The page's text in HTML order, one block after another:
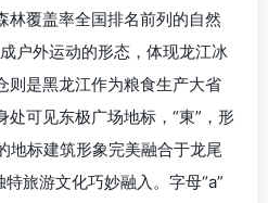
林覆盖率全国排名前列的自然
户外运动的形态，体现龙江冰
则是黑龙江作为粮食生产大省
可见东极广场地标，“東”，形
地标建筑形象完美融合于龙尾
旅游文化巧妙融入。字母“a”